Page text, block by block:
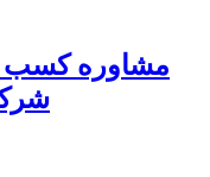
مشاوره کسب